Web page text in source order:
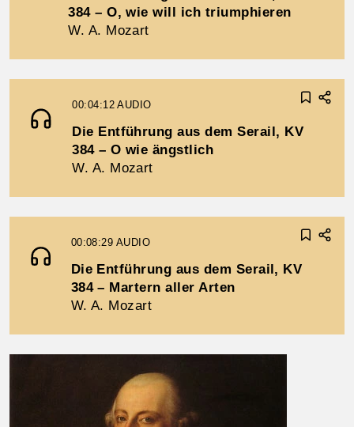
384 – O, wie will ich triumphieren
W. A. Mozart
00:04:12AUDIO
Die Entführung aus dem Serail, KV
384 – O wie ängstlich
W. A. Mozart
00:08:29 AUDIO
Die Entführung aus dem Serail, KV
384 – Martern aller Arten
W. A. Mozart